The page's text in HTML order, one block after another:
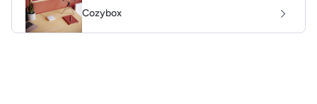
Cozybox